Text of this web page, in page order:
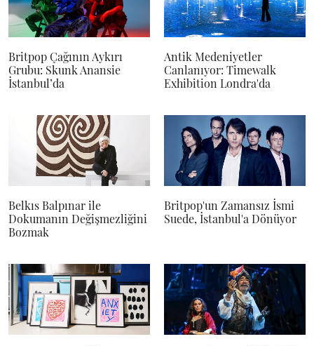
Britpop Çağının Aykırı
Grubu: Skunk Anansie
İstanbul’da
Antik Medeniyetler
Canlanıyor: Timewalk
Exhibition Londra'da
Belkıs Balpınar ile
Dokumanın Değişmezliğini
Bozmak
Britpop'un Zamansız İsmi
Suede, İstanbul'a Dönüyor